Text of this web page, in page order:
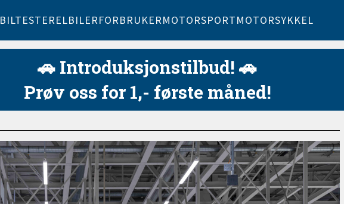
BILTESTERELBILERFORBRUKERMOTORSPORTMOTORSYKKEL
🚗 Introduksjonstilbud! 🚗
Prøv oss for 1,- første måned!